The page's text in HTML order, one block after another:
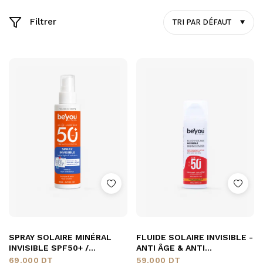
Filtrer TRI PAR DÉFAUT
SPRAY SOLAIRE MINÉRAL
INVISIBLE SPF50+ /
ADULTES & ENFANTS -
69.000 DT
FLUIDE SOLAIRE INVISIBLE -
ANTI ÂGE & ANTI
PIGMENTATION SPF50+ /
59.000 DT